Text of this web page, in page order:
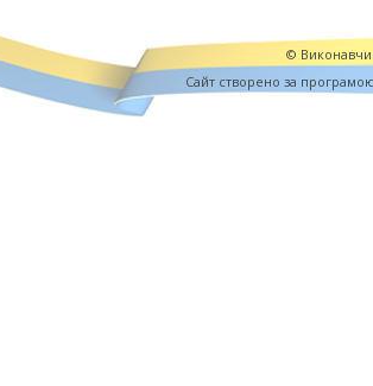
©
Cайт створено за